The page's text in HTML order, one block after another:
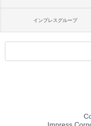
インプレスグループ